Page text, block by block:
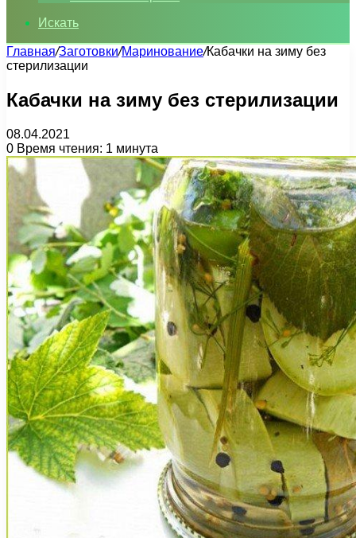
Искать
Главная/Заготовки/Маринование/Кабачки на зиму без
стерилизации
Кабачки на зиму без стерилизации
08.04.2021
0 Время чтения: 1 минута